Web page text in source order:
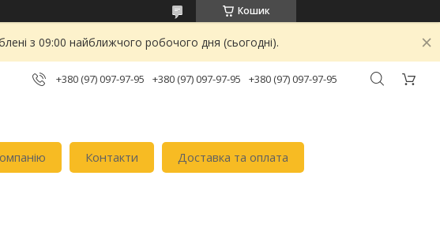
Кошик
з 09:00 найближчого робочого дня (сьогодні).
+380 (97) 097-97-95 +380 (97) 097-97-95 +380 (97) 097-97-95
Контакти Доставка та оплата